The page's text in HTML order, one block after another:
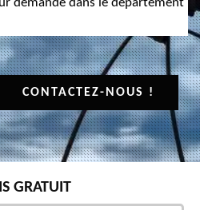
CONTACTEZ-NOUS !
GRATUIT